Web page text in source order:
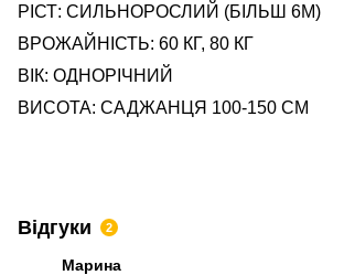
РІСТ: СИЛЬНОРОСЛИЙ (БІЛЬШ 6М)
ВРОЖАЙНІСТЬ: 60 КГ, 80 КГ
ВІК: ОДНОРІЧНИЙ
ВИСОТА: САДЖАНЦЯ 100-150 СМ
Відгуки 2
Марина